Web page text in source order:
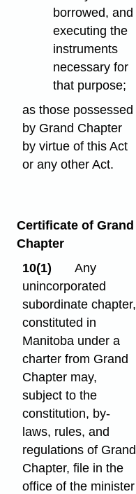
borrowed, and
executing the
instruments
necessary for
that purpose;
as those possessed
by Grand Chapter
by virtue of this Act
or any other Act.
Certificate of Grand
Chapter
10(1)
Any
unincorporated
subordinate chapter,
constituted in
Manitoba under a
charter from Grand
Chapter may,
subject to the
constitution, by-
laws, rules, and
regulations of Grand
Chapter, file in the
office of the minister